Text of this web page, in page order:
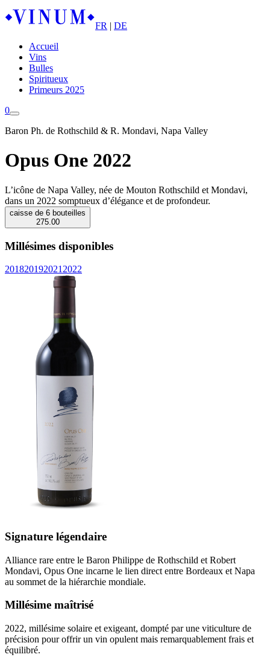
FR | DE
Accueil
Vins
Bulles
Spiritueux
Primeurs 2025
0
Baron Ph. de Rothschild & R. Mondavi, Napa Valley
Opus One 2022
L’icône de Napa Valley, née de Mouton Rothschild et Mondavi,
dans un 2022 somptueux d’élégance et de profondeur.
caisse de 6 bouteilles
275.00
Millésimes disponibles
201820192021 2022
Signature légendaire
Alliance rare entre le Baron Philippe de Rothschild et Robert
Mondavi, Opus One incarne le lien direct entre Bordeaux et Napa
au sommet de la hiérarchie mondiale.
Millésime maîtrisé
2022, millésime solaire et exigeant, dompté par une viticulture de
précision pour offrir un vin opulent mais remarquablement frais et
équilibré.